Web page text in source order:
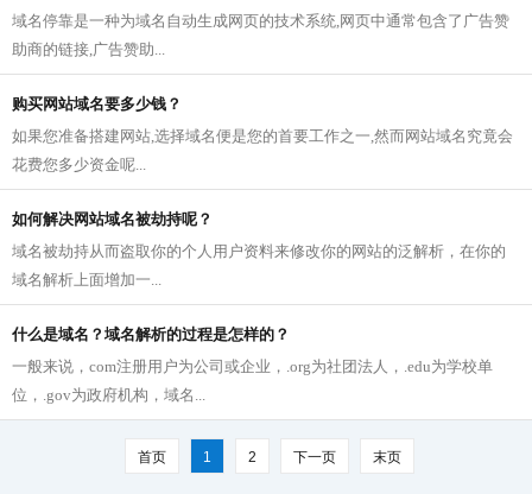
域名停靠是一种为域名自动生成网页的技术系统,网页中通常包含了广告赞
助商的链接,广告赞助...
购买网站域名要多少钱？
如果您准备搭建网站,选择域名便是您的首要工作之一,然而网站域名究竟会
花费您多少资金呢...
如何解决网站域名被劫持呢？
域名被劫持从而盗取你的个人用户资料来修改你的网站的泛解析，在你的
域名解析上面增加一...
什么是域名？域名解析的过程是怎样的？
一般来说，com注册用户为公司或企业，.org为社团法人，.edu为学校单
位，.gov为政府机构，域名...
首页 1 2 下一页 末页